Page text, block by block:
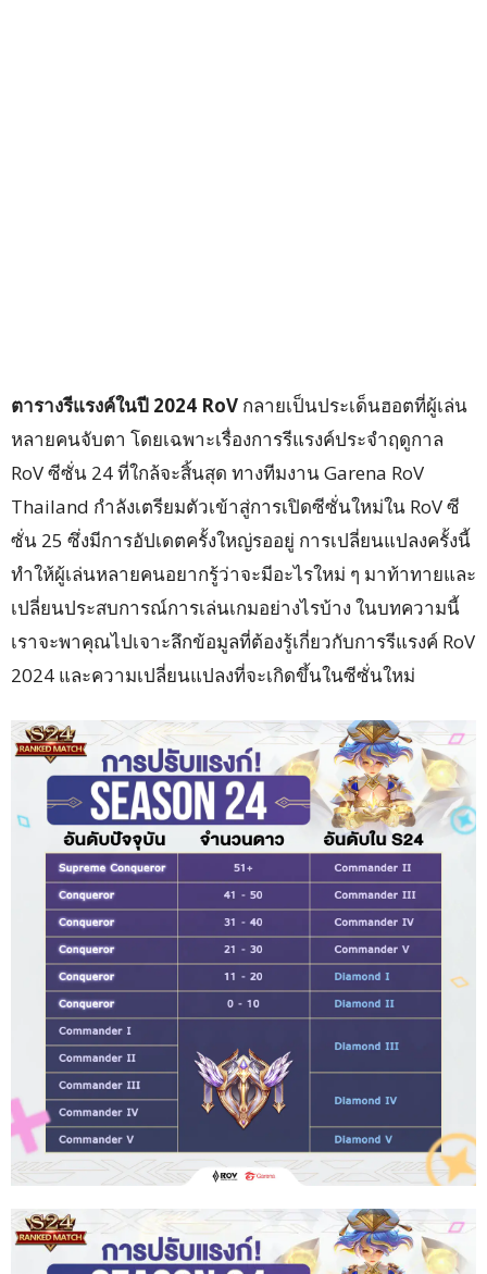
ตารางรีแรงค์ในปี 2024 RoV กลายเป็นประเด็นฮอตที่ผู้เล่น
หลายคนจับตา โดยเฉพาะเรื่องการรีแรงค์ประจำฤดูกาล
RoV ซีซั่น 24 ที่ใกล้จะสิ้นสุด ทางทีมงาน Garena RoV
Thailand กำลังเตรียมตัวเข้าสู่การเปิดซีซั่นใหม่ใน RoV ซี
ซั่น 25 ซึ่งมีการอัปเดตครั้งใหญ่รออยู่ การเปลี่ยนแปลงครั้งนี้
ทำให้ผู้เล่นหลายคนอยากรู้ว่าจะมีอะไรใหม่ ๆ มาท้าทายและ
เปลี่ยนประสบการณ์การเล่นเกมอย่างไรบ้าง ในบทความนี้
เราจะพาคุณไปเจาะลึกข้อมูลที่ต้องรู้เกี่ยวกับการรีแรงค์ RoV
2024 และความเปลี่ยนแปลงที่จะเกิดขึ้นในซีซั่นใหม่